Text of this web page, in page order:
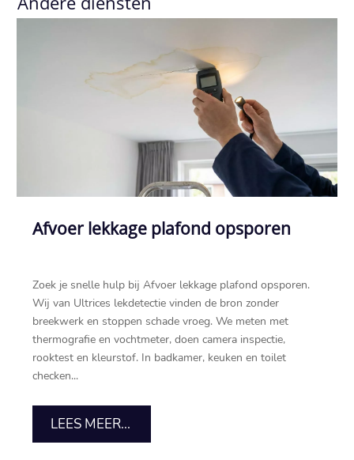
Afvoer lekkage plafond opsporen
Zoek je snelle hulp bij Afvoer lekkage plafond opsporen.
Wij van Ultrices lekdetectie vinden de bron zonder
breekwerk en stoppen schade vroeg. We meten met
thermografie en vochtmeter, doen camera inspectie,
rooktest en kleurstof. In badkamer, keuken en toilet
checken...
LEES MEER...